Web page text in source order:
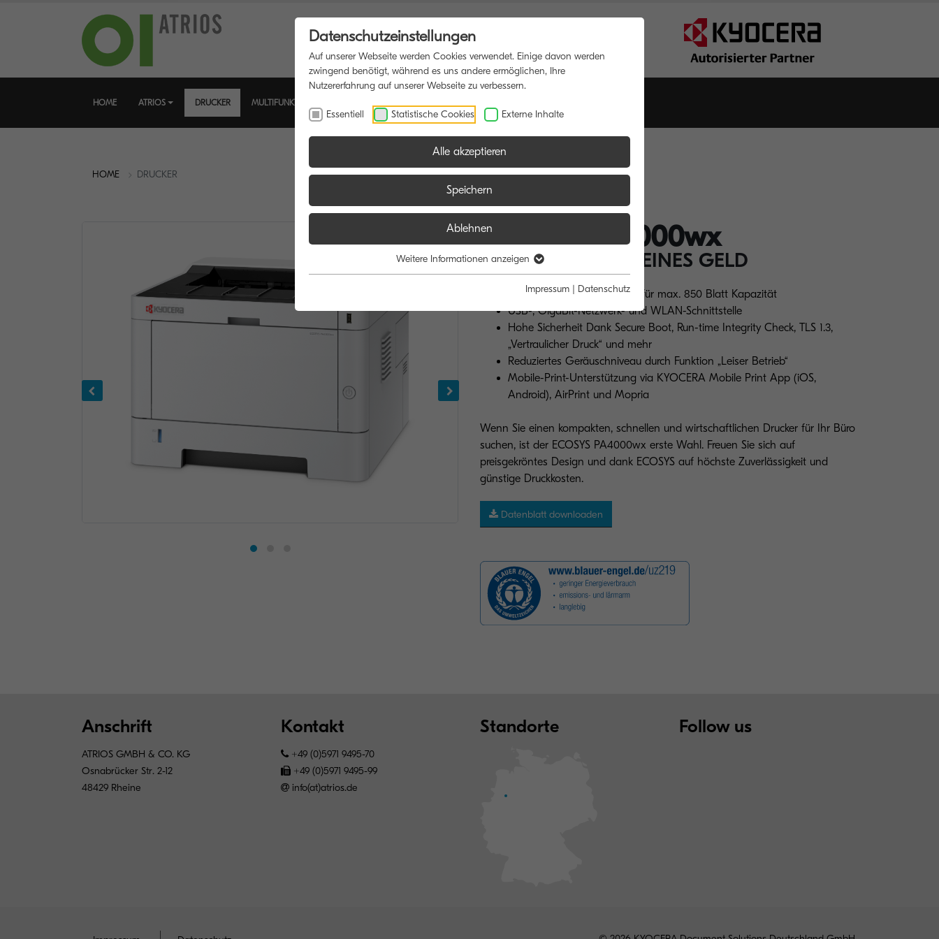
HOME ATRIOS DRUCKER MULTIFUNKTIONSDRUCKER
HOME DRUCKER
ECOSYS PA4000wx
VIEL DRIN FÜR KLEINES GELD
Bis zu 4 Papierzuführungen für max. 850 Blatt Kapazität
USB-, GigaBit-Netzwerk- und WLAN-Schnittstelle
Hohe Sicherheit Dank Secure Boot, Run-time Integrity Check, TLS 1.3,
„Vertraulicher Druck“ und mehr
Reduziertes Geräuschniveau durch Funktion „Leiser Betrieb“
Mobile-Print-Unterstützung via KYOCERA Mobile Print App (iOS,
Android), AirPrint und Mopria
Wenn Sie einen kompakten, schnellen und wirtschaftlichen Drucker für Ihr Büro
suchen, ist der ECOSYS PA4000wx erste Wahl. Freuen Sie sich auf
preisgekröntes Design und dank ECOSYS auf höchste Zuverlässigkeit und
günstige Druckkosten.
Datenblatt downloaden
Anschrift
ATRIOS GMBH & CO. KG
Osnabrücker Str. 2-12
48429 Rheine
Kontakt
+49 (0)5971 9495-70
+49 (0)5971 9495-99
info(at)atrios.de
Standorte Follow us
Datenschutzeinstellungen
Auf unserer Webseite werden Cookies verwendet. Einige davon werden
zwingend benötigt, während es uns andere ermöglichen, Ihre
Nutzererfahrung auf unserer Webseite zu verbessern.
Essentiell Statistische Cookies Externe Inhalte
Alle akzeptieren
Speichern
Ablehnen
Weitere Informationen anzeigen
Impressum | Datenschutz